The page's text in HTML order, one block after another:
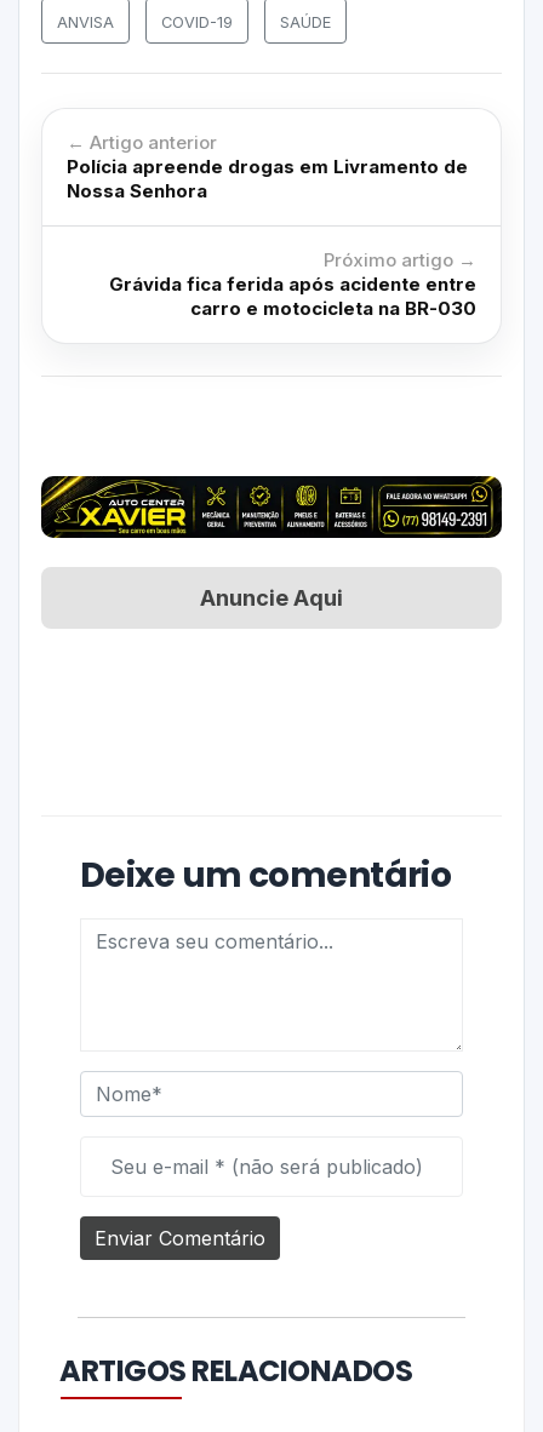
ANVISA COVID-19 SAÚDE
← Artigo anterior
Polícia apreende drogas em Livramento de
Nossa Senhora
Próximo artigo →
Grávida fica ferida após acidente entre
carro e motocicleta na BR-030
Anuncie Aqui
Deixe um comentário
ARTIGOS RELACIONADOS